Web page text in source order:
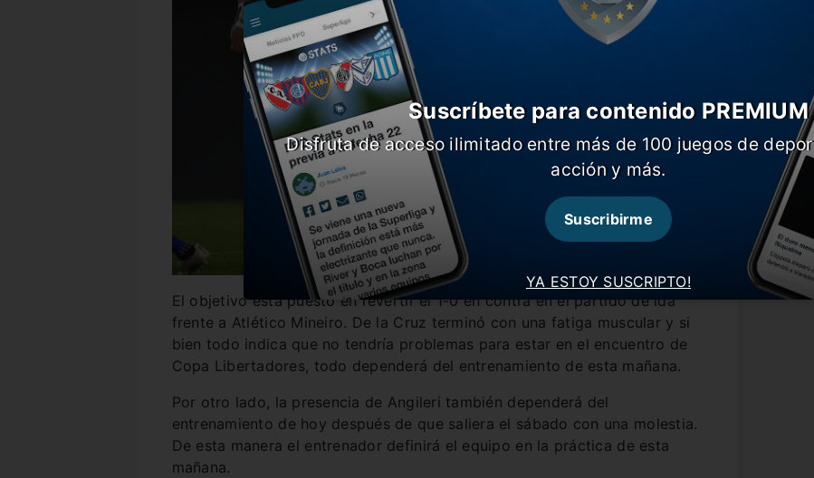
El objetivo está puesto en revertir el 1-0 en contra en el partido de ida
frente a Atlético Mineiro. De la Cruz terminó con una fatiga muscular y si
bien todo indica que no tendría problemas para estar en el encuentro de
Copa Libertadores, todo dependerá del entrenamiento de esta mañana.
Por otro lado, la presencia de Angileri también dependerá del
entrenamiento de hoy después de que saliera el sábado con una molestia.
De esta manera el entrenador definirá el equipo en la práctica de esta
mañana.
YA ESTOY SUSCRIPTO!
Suscríbete para contenido PREMIUM
Disfruta de acceso ilimitado entre más de 100 juegos de
acción y más.
Suscribirme